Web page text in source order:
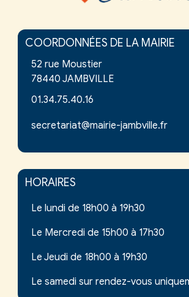
COORDONNÉES DE LA MAIRIE
52 rue Moustier
78440 JAMBVILLE
01.34.75.40.16
secretariat@mairie-jambville.fr
HORAIRES
Le lundi de 18h00 à 19h30
Le Mercredi de 15h00 à 17h30
Le Jeudi de 18h00 à 19h30
Le samedi sur rendez-vous